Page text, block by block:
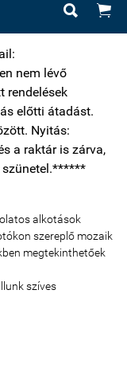
 
nem lévő
rendelések
előtti átadást.
Nyitás:
a raktár is zárva,
alkotások
szereplő mozaik
megtekinthetőek
szíves